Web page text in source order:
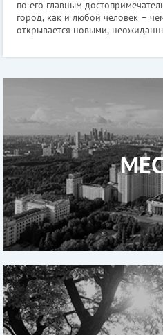
по его главным
город, как и любой человек –
открывается новыми,
посетить. Они очень интересны